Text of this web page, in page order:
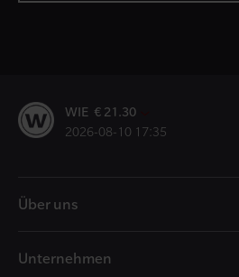
WIE € 21.30
2026-08-10 17:35
Über uns
Unternehmen